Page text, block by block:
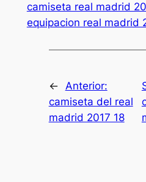
camiseta real madrid
equipacion real madrid
←
Anterior:
camiseta del real
madrid 2017 18